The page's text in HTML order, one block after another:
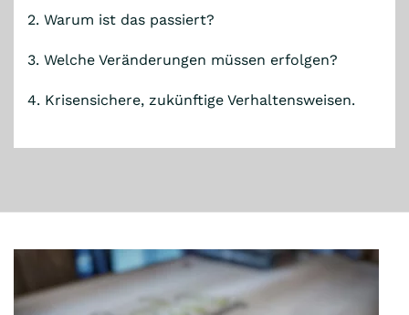
2. Warum ist das passiert?
3. Welche Veränderungen müssen erfolgen?
4. Krisensichere, zukünftige Verhaltensweisen.